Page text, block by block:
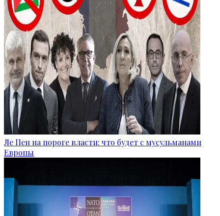
Ле Пен на пороге власти: что будет с мусульманами
Европы